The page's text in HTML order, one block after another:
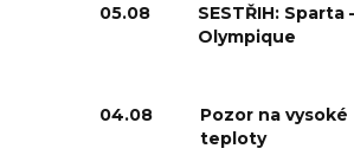
05.08
SESTŘIH: Sparta
Olympique
04.08
Pozor na vysoké
teploty